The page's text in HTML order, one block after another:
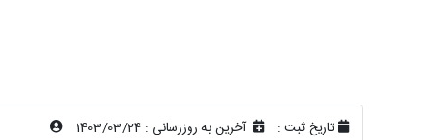
تاریخ ثبت : آخرین به روزرسانی : 1403/03/24